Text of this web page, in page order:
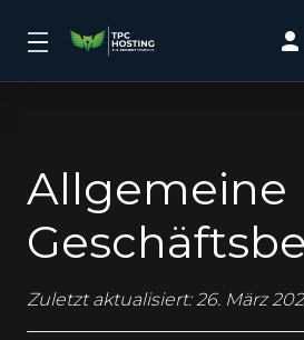
Allgemeine
Zuletzt aktualisiert: 26. März